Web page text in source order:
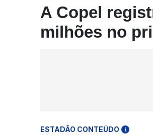
A Copel
milhões no
ESTADÃO CONTEÚDO i